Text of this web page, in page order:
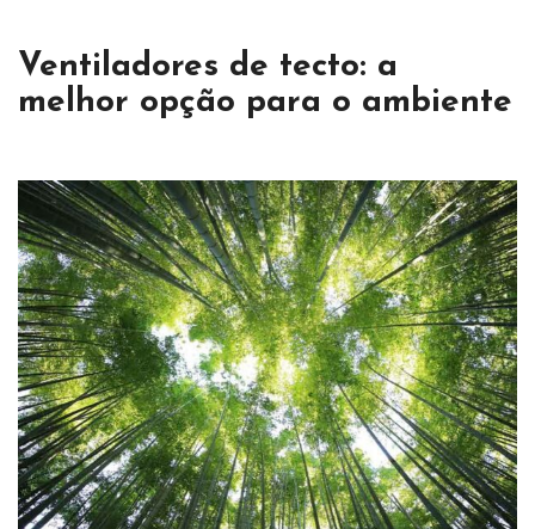
Ventiladores de tecto: a
melhor opção para o ambiente